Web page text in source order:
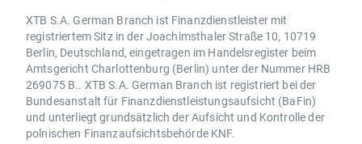
XTB S.A. German Branch ist Finanzdienstleister mit
registriertem Sitz in der Joachimsthaler Straße 10, 10719
Berlin, Deutschland, eingetragen im Handelsregister beim
Amtsgericht Charlottenburg (Berlin) unter der Nummer HRB
269075 B.. XTB S.A. German Branch ist registriert bei der
Bundesanstalt für Finanzdienstleistungsaufsicht (BaFin)
und unterliegt grundsätzlich der Aufsicht und Kontrolle der
polnischen Finanzaufsichtsbehörde KNF.